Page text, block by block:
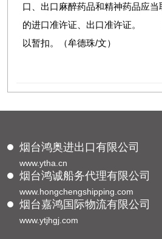
口、出口麻醉药品和精神药品应
的进口准许证、出口准许证。
以暂扣。（牟德珠/文）
烟台鸿奥进出口有限公司
www.ytha.cn
烟台鸿诚船务代理有限公司
www.hongchengshipping.com
烟台嘉鸿国际物流有限公司
www.ytjhgj.com